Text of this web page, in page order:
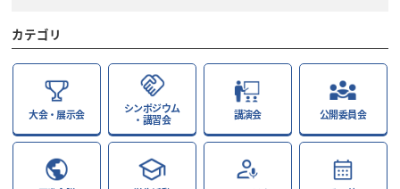
カテゴリ
大会・展示会
シンポジウム
・講習会
講演会 公開委員会